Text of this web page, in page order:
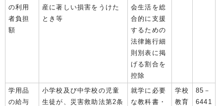
の利用
者負担
額
産に著しい損害をうけた
とき等
会生活を総
合的に支援
するための
法律施行細
則別表に掲
げる割合を
控除
学用品
の給与
小学校及び中学校の児童
生徒が、災害救助法第2条
就学に必要
な教科書・
学校
教育
85－
6441